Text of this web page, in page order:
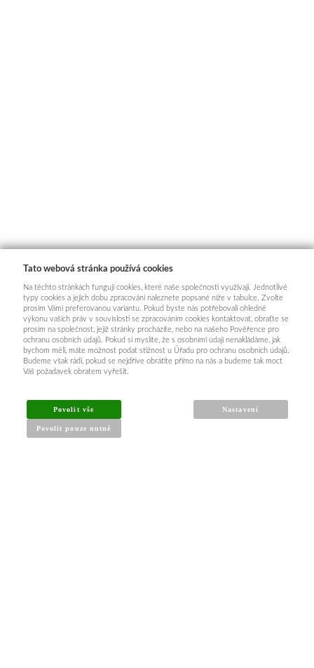
INFORMACE PRO KUPUJÍCÍ
Obchodní podmínky
Tato webová stránka používá cookies
Na těchto stránkách fungují cookies, které naše společnosti využívají. Jednotlivé
typy cookies a jejich dobu zpracování naleznete popsané níže v tabulce. Zvolte
prosím Vámi preferovanou variantu. Pokud byste nás potřebovali ohledně
výkonu vašich práv v souvislosti se zpracováním cookies kontaktovat, obraťte se
prosím na společnost, jejíž stránky procházíte, nebo na našeho Pověřence pro
ochranu osobních údajů. Pokud si myslíte, že s osobními údaji nenakládáme, jak
bychom měli, máte možnost podat stížnost u Úřadu pro ochranu osobních údajů.
Budeme však rádi, pokud se nejdříve obrátíte přímo na nás a budeme tak moct
Váš požadavek obratem vyřešit.
Povolit vše
Povolit pouze nutné
Nastavení